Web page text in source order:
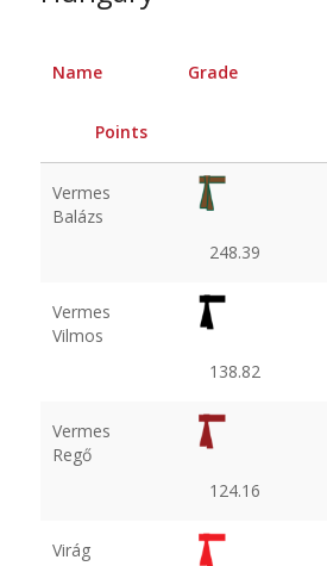
Name Grade
Points
Vermes
Balázs
248.39
Vermes
Vilmos
138.82
Vermes
Regő
124.16
Virág